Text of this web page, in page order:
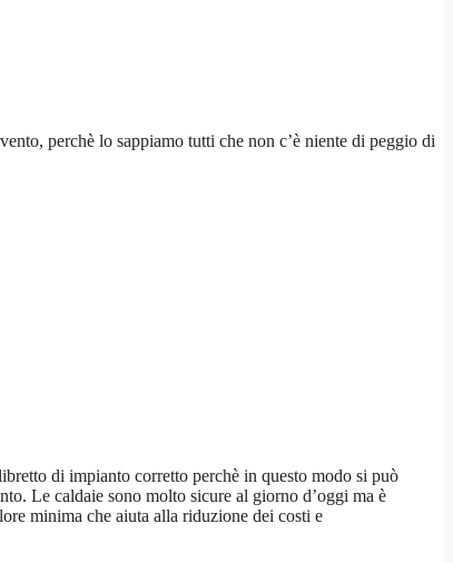
perchè lo sappiamo tutti che non c’è niente di peggio di
di impianto corretto perchè in questo modo si può
Le caldaie sono molto sicure al giorno d’oggi ma è
minima che aiuta alla riduzione dei costi e